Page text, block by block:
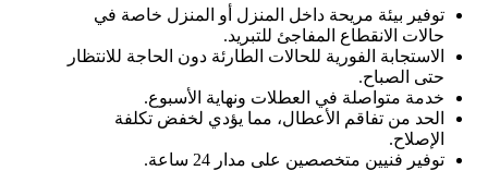
توفير بيئة مريحة داخل المنزل أو المنزل خاصة في
حالات الانقطاع المفاجئ للتبريد.
الاستجابة الفورية للحالات الطارئة دون الحاجة للانتظار
حتى الصباح.
خدمة متواصلة في العطلات ونهاية الأسبوع.
الحد من تفاقم الأعطال، مما يؤدي لخفض تكلفة
الإصلاح.
توفير فنيين متخصصين على مدار 24 ساعة.